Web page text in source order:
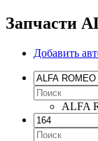
Запчасти
Добавить
ALFA